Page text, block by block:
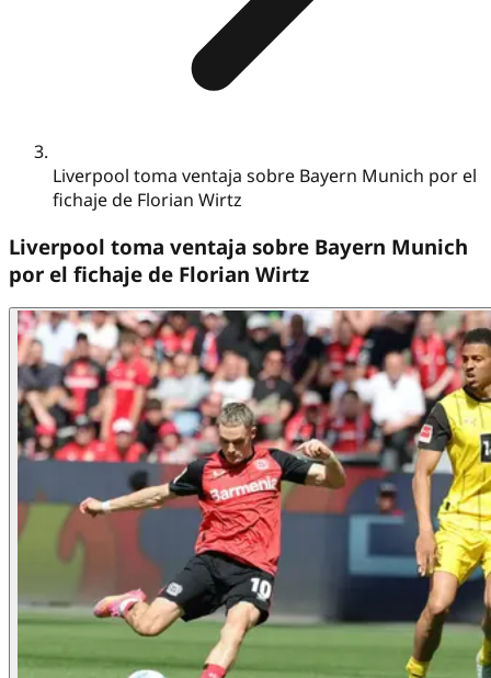
Liverpool toma ventaja sobre Bayern Munich por el
fichaje de Florian Wirtz
Liverpool toma ventaja sobre Bayern Munich
por el fichaje de Florian Wirtz